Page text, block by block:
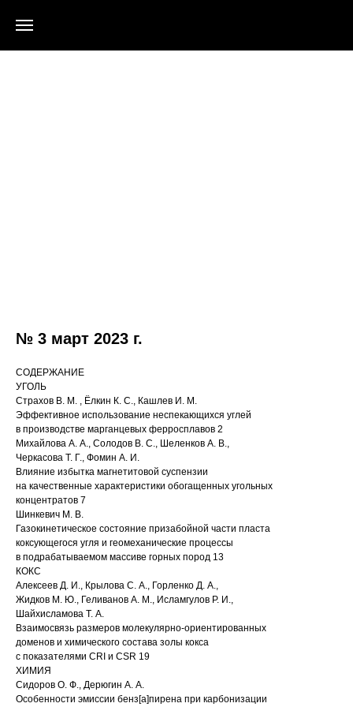
№ 3 март 2023 г.
СОДЕРЖАНИЕ
УГОЛЬ
Страхов В. М. , Ёлкин К. С., Кашлев И. М.
Эффективное использование неспекающихся углей
в производстве марганцевых ферросплавов 2
Михайлова А. А., Солодов В. С., Шеленков А. В.,
Черкасова Т. Г., Фомин А. И.
Влияние избытка магнетитовой суспензии
на качественные характеристики обогащенных угольных
концентратов 7
Шинкевич М. В.
Газокинетическое состояние призабойной части пласта
коксующегося угля и геомеханические процессы
в подрабатываемом массиве горных пород 13
КОКС
Алексеев Д. И., Крылова С. А., Горленко Д. А.,
Жидков М. Ю., Геливанов А. М., Исламгулов Р. И.,
Шайхисламова Т. А.
Взаимосвязь размеров молекулярно-ориентированных
доменов и химического состава золы кокса
с показателями CRI и CSR 19
ХИМИЯ
Сидоров О. Ф., Дерюгин А. А.
Особенности эмиссии бенз[а]пирена при карбонизации